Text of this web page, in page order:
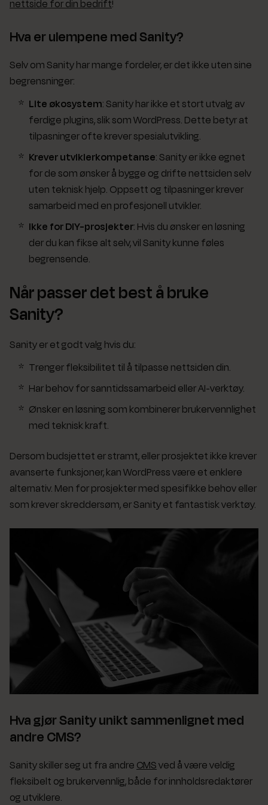
nettside for din bedrift!
Hva er ulempene med Sanity?
Selv om Sanity har mange fordeler, er det ikke uten sine
begrensninger:
Lite økosystem: Sanity har ikke et stort utvalg av
ferdige plugins, slik som WordPress. Dette betyr at
tilpasninger ofte krever spesialutvikling.
Krever utviklerkompetanse: Sanity er ikke egnet
for de som ønsker å bygge og drifte nettsiden selv
uten teknisk hjelp. Oppsett og tilpasninger krever
samarbeid med en profesjonell utvikler.
Ikke for DIY-prosjekter: Hvis du ønsker en løsning
der du kan fikse alt selv, vil Sanity kunne føles
begrensende.
Når passer det best å bruke
Sanity?
Sanity er et godt valg hvis du:
Trenger fleksibilitet til å tilpasse nettsiden din.
Har behov for sanntidssamarbeid eller AI-verktøy.
Ønsker en løsning som kombinerer brukervennlighet
med teknisk kraft.
Dersom budsjettet er stramt, eller prosjektet ikke krever
avanserte funksjoner, kan WordPress være et enklere
alternativ. Men for prosjekter med spesifikke behov eller
som krever skreddersøm, er Sanity et fantastisk verktøy.
Hva gjør Sanity unikt sammenlignet med
andre CMS?
Sanity skiller seg ut fra andre CMSved å være veldig
fleksibelt og brukervennlig, både for innholdsredaktører
og utviklere.